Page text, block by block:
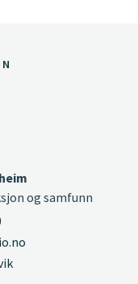
og samfunn